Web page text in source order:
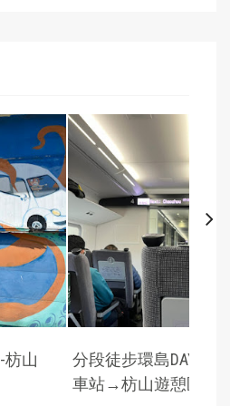
分段徒步環島DAY32-枋寮
車站→枋山遊憩區